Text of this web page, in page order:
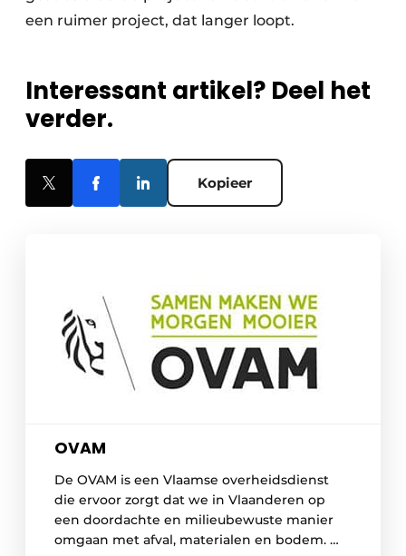
een ruimer project, dat langer loopt.
Interessant artikel? Deel het
verder.
Kopieer
OVAM
De OVAM is een Vlaamse overheidsdienst
die ervoor zorgt dat we in Vlaanderen op
een doordachte en milieubewuste manier
omgaan met afval, materialen en bodem. We